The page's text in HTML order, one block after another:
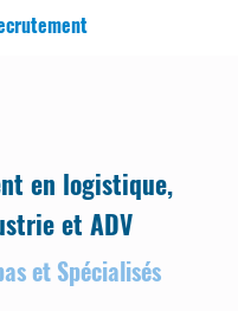
en logistique,
et ADV
et Spécialisés